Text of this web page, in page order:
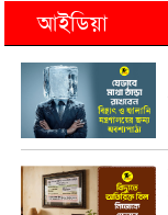
আইডিয়া